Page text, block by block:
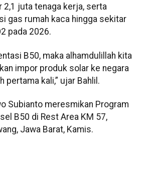
2,1 juta tenaga kerja, serta
gas rumah kaca hingga sekitar
pada 2026.
B50, maka alhamdulillah kita
impor produk solar ke negara
pertama kali,” ujar Bahlil.
Subianto meresmikan Program
B50 di Rest Area KM 57,
Jawa Barat, Kamis.